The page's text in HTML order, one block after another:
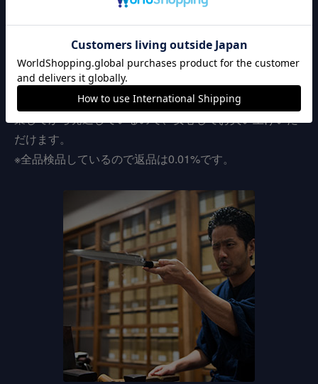
こだわりの切れ味
實光刃物は、職人の技による切れ味にこだわりを持って
います。出荷前に全品刃付け済みのため、購入後すぐに
切れ味が良い包丁をお使い頂けます。また、全品検品作
業してから発送しているので、安心してお買い上げいた
だけます。
※全品検品しているので返品は0.01%です。